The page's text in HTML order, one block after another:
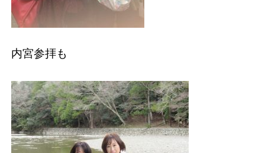
内宮参拝も